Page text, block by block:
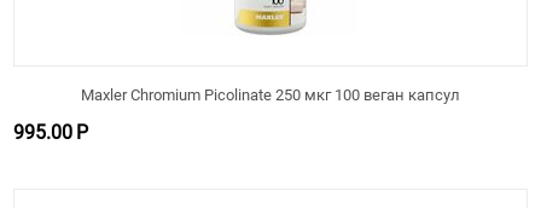
Maxler Chromium Picolinate 250 мкг 100 веган капсул
995.00 Р